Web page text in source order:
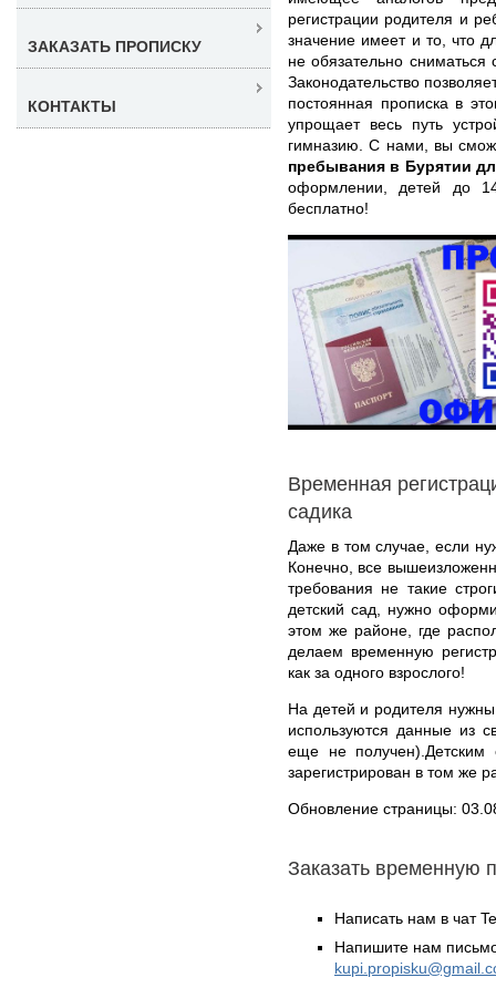
регистрации родителя и
значение имеет и то, что
не обязательно сниматься
Законодательство
постоянная прописка в
упрощает весь путь
гимназию. С нами, вы
пребывания в Бурятии
оформлении, детей до
бесплатно!
Временная
садика
Даже в том случае, если
Конечно, все
требования не такие
детский сад, нужно
этом же районе, где
делаем временную
как за одного взрослого!
На детей и родителя
используются данные из
еще не получен).Детским
зарегистрирован в том же
Обновление страницы:
Заказать временную
Написать нам в чат
Напишите нам
ЗАКАЗАТЬ ПРОПИСКУ
КОНТАКТЫ